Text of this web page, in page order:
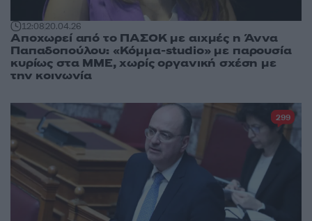
12:0820.04.26
Αποχωρεί από το ΠΑΣΟΚ με αιχμές η Άννα
Παπαδοπούλου: «Κόμμα-studio» με παρουσία
κυρίως στα ΜΜΕ, χωρίς οργανική σχέση με
την κοινωνία
299